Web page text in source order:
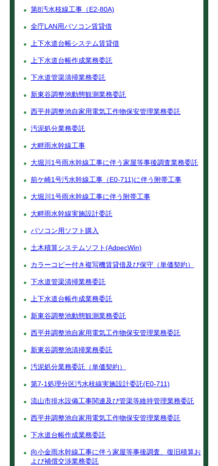
第8汚水枝線工事（E2-80A)
全庁LAN用パソコン賃貸借
上下水道台帳システム賃貸借
上下水道台帳作成業務委託
下水道管渠清掃業務委託
新東谷調整池動態観測業務委託
西平井調整池自家用電気工作物保安管理業務委託
汚泥処分業務委託
大畔雨水幹線工事
大堀川1号雨水幹線工事に伴う家屋等事後調査業務委託
前ケ崎1号汚水幹線工事（E0-711)に伴う附帯工事
大堀川1号雨水幹線工事に伴う附帯工事
大畔雨水幹線実施設計委託
パソコン用ソフト購入
土木積算システムソフト(AdpecWin)
カラーコピー付き複写機賃貸借及び保守（単価契約）
下水道管渠清掃業務委託
上下水道台帳作成業務委託
新東谷調整池動態観測業務委託
西平井調整池自家用電気工作物保安管理業務委託
新東谷調整池清掃業務委託
汚泥処分業務委託（単価契約）
第7-1処理分区汚水枝線実施設計委託(E0-711)
流山市排水設備工事関連及び管渠等維持管理業務委託
西平井調整池自家用電気工作物保安管理業務委託
下水道台帳作成業務委託
向小金雨水幹線工事に伴う家屋等事後調査、復旧積算お
よび補償交渉業務委託